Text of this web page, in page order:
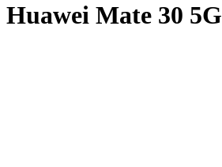
Huawei Mate 30 5G